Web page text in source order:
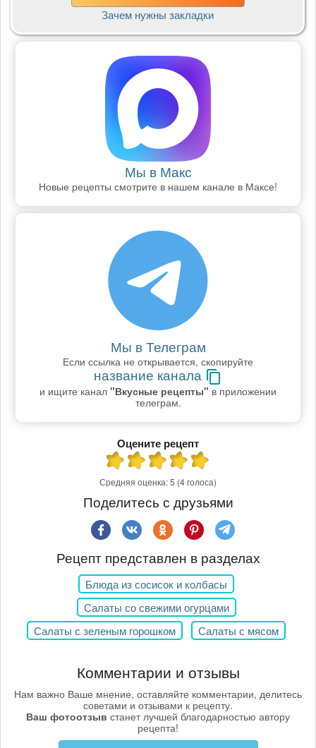
Зачем нужны закладки
Мы в Макс
Новые рецепты смотрите в нашем канале в Максе!
Мы в Телеграм
Если ссылка не открывается, скопируйте
название канала
и ищите канал "Вкусные рецепты" в приложении
телеграм.
Оцените рецепт
Средняя оценка:5 (4 голоса)
Поделитесь с друзьями
Рецепт представлен в разделах
Блюда из сосисок и колбасы
Салаты со свежими огурцами
Салаты с зеленым горошком
Салаты с мясом
Комментарии и отзывы
Нам важно Ваше мнение, оставляйте комментарии, делитесь
советами и отзывами к рецепту.
Ваш фотоотзыв станет лучшей благодарностью автору
рецепта!